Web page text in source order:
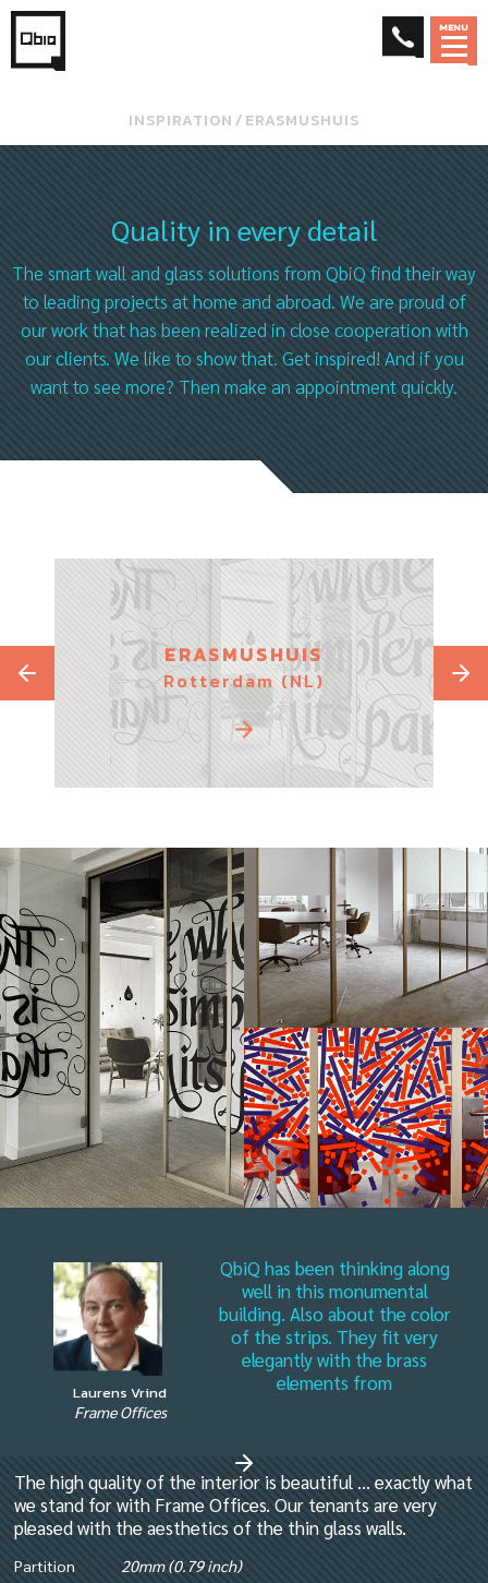
MENU
INSPIRATION ⁄ ERASMUSHUIS
Quality in every detail
The smart wall and glass solutions from QbiQ find their way
to leading projects at home and abroad. We are proud of
our work that has been realized in close cooperation with
our clients. We like to show that. Get inspired! And if you
want to see more? Then make an appointment quickly.
ERASMUSHUIS
Rotterdam (NL)
Laurens Vrind
Frame Offices
QbiQ has been thinking along
well in this monumental
building. Also about the color
of the strips. They fit very
elegantly with the brass
elements from
The high quality of the interior is beautiful ... exactly what
we stand for with Frame Offices. Our tenants are very
pleased with the aesthetics of the thin glass walls.
Partition
20mm (0.79 inch)